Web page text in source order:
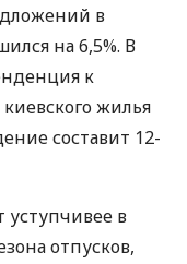
в
на 6,5%. В
к
жилья
составит 12-
в
отпусков,